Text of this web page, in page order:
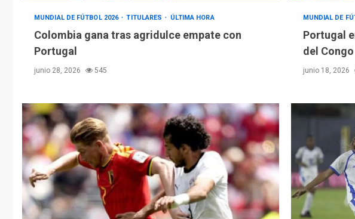
MUNDIAL DE FÚTBOL 2026 TITULARES ÚLTIMA HORA
Colombia gana tras agridulce empate con
Portugal
junio 28, 2026 545
MUNDIAL DE
Portugal
del Congo
junio 18, 2026